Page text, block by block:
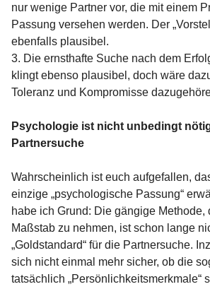
nur wenige Partner vor, die mit einem
Passung versehen werden. Der
ebenfalls plausibel.
3. Die ernsthafte Suche nach dem
klingt ebenso plausibel, doch wäre
Toleranz und Kompromisse
Psychologie ist nicht unbedingt
Partnersuche
Wahrscheinlich ist euch aufgefallen,
einzige „psychologische Passung“
habe ich Grund: Die gängige Methode,
Maßstab zu nehmen, ist schon lange
„Goldstandard“ für die Partnersuche.
sich nicht einmal mehr sicher, ob die
tatsächlich „Persönlichkeitsmerkmale“